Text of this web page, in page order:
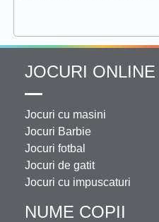
JOCURI ONLINE
Jocuri cu masini
Jocuri Barbie
Jocuri fotbal
Jocuri de gatit
Jocuri cu impuscaturi
NUME COPII